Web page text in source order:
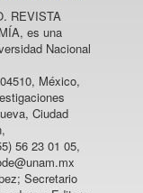
REVISTA
, es una
Nacional
México,
Ciudad
56 23 01 05,
Secretario